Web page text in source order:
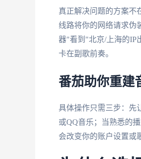
真正解决问题的方案不
线路将你的网络请求伪
器"看到"北京/上海的IP
卡在副歌前奏。
番茄助你重建
具体操作只需三步：先
或QQ音乐；当熟悉的
会改变你的账户设置或